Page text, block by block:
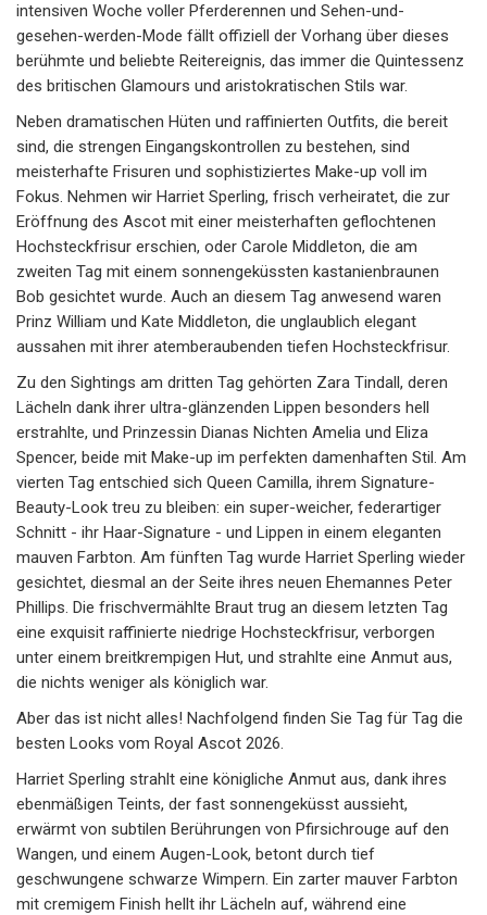
intensiven Woche voller Pferderennen und Sehen-und-
gesehen-werden-Mode fällt offiziell der Vorhang über dieses
berühmte und beliebte Reitereignis, das immer die Quintessenz
des britischen Glamours und aristokratischen Stils war.
Neben dramatischen Hüten und raffinierten Outfits, die bereit
sind, die strengen Eingangskontrollen zu bestehen, sind
meisterhafte Frisuren und sophistiziertes Make-up voll im
Fokus. Nehmen wir Harriet Sperling, frisch verheiratet, die zur
Eröffnung des Ascot mit einer meisterhaften geflochtenen
Hochsteckfrisur erschien, oder Carole Middleton, die am
zweiten Tag mit einem sonnengeküssten kastanienbraunen
Bob gesichtet wurde. Auch an diesem Tag anwesend waren
Prinz William und Kate Middleton, die unglaublich elegant
aussahen mit ihrer atemberaubenden tiefen Hochsteckfrisur.
Zu den Sightings am dritten Tag gehörten Zara Tindall, deren
Lächeln dank ihrer ultra-glänzenden Lippen besonders hell
erstrahlte, und Prinzessin Dianas Nichten Amelia und Eliza
Spencer, beide mit Make-up im perfekten damenhaften Stil. Am
vierten Tag entschied sich Queen Camilla, ihrem Signature-
Beauty-Look treu zu bleiben: ein super-weicher, federartiger
Schnitt - ihr Haar-Signature - und Lippen in einem eleganten
mauven Farbton. Am fünften Tag wurde Harriet Sperling wieder
gesichtet, diesmal an der Seite ihres neuen Ehemannes Peter
Phillips. Die frischvermählte Braut trug an diesem letzten Tag
eine exquisit raffinierte niedrige Hochsteckfrisur, verborgen
unter einem breitkrempigen Hut, und strahlte eine Anmut aus,
die nichts weniger als königlich war.
Aber das ist nicht alles! Nachfolgend finden Sie Tag für Tag die
besten Looks vom Royal Ascot 2026.
Harriet Sperling strahlt eine königliche Anmut aus, dank ihres
ebenmäßigen Teints, der fast sonnengeküsst aussieht,
erwärmt von subtilen Berührungen von Pfirsichrouge auf den
Wangen, und einem Augen-Look, betont durch tief
geschwungene schwarze Wimpern. Ein zarter mauver Farbton
mit cremigem Finish hellt ihr Lächeln auf, während eine